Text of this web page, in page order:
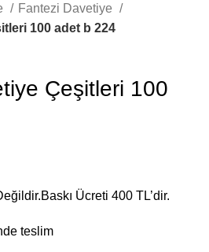
Fantezi Davetiye
100 adet b 224
Çeşitleri 100
Ücreti 400 TL’dir.
teslim